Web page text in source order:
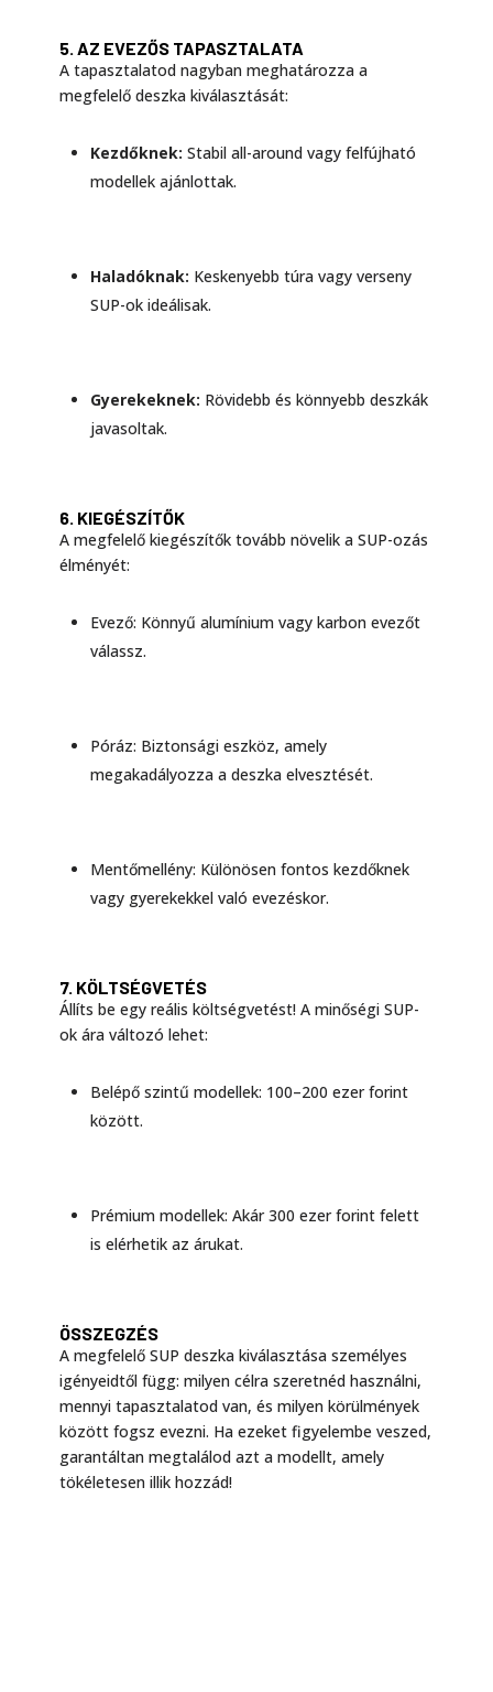
5. AZ EVEZŐS TAPASZTALATA
A tapasztalatod nagyban meghatározza a
megfelelő deszka kiválasztását:
Kezdőknek: Stabil all-around vagy felfújható
modellek ajánlottak.
Haladóknak: Keskenyebb túra vagy verseny
SUP-ok ideálisak.
Gyerekeknek: Rövidebb és könnyebb deszkák
javasoltak.
6. KIEGÉSZÍTŐK
A megfelelő kiegészítők tovább növelik a SUP-ozás
élményét:
Evező: Könnyű alumínium vagy karbon evezőt
válassz.
Póráz: Biztonsági eszköz, amely
megakadályozza a deszka elvesztését.
Mentőmellény: Különösen fontos kezdőknek
vagy gyerekekkel való evezéskor.
7. KÖLTSÉGVETÉS
Állíts be egy reális költségvetést! A minőségi SUP-
ok ára változó lehet:
Belépő szintű modellek: 100–200 ezer forint
között.
Prémium modellek: Akár 300 ezer forint felett
is elérhetik az árukat.
ÖSSZEGZÉS
A megfelelő SUP deszka kiválasztása személyes
igényeidtől függ: milyen célra szeretnéd használni,
mennyi tapasztalatod van, és milyen körülmények
között fogsz evezni. Ha ezeket figyelembe veszed,
garantáltan megtalálod azt a modellt, amely
tökéletesen illik hozzád!